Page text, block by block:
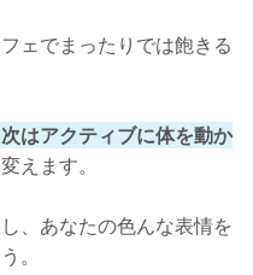
ェでまったりでは飽きる
はアクティブに体を動か
えます。
、あなたの色んな表情を
。